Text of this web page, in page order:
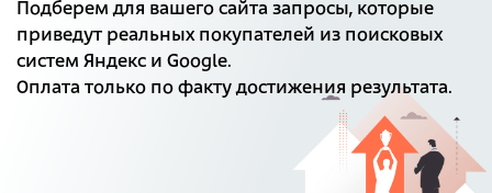
Подберем для вашего сайта запросы, которые
приведут реальных покупателей из поисковых
систем Яндекс и Google.
Оплата только по факту достижения результата.